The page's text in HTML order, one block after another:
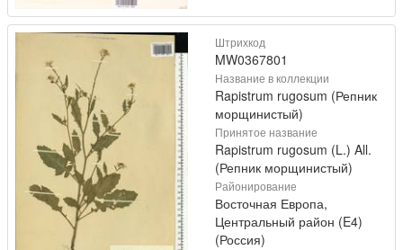
Штрихкод
MW0367801
Название в коллекции
Rapistrum rugosum (Репник
морщинистый)
Принятое название
Rapistrum rugosum (L.) All.
(Репник морщинистый)
Районирование
Восточная Европа,
Центральный район (E4)
(Россия)